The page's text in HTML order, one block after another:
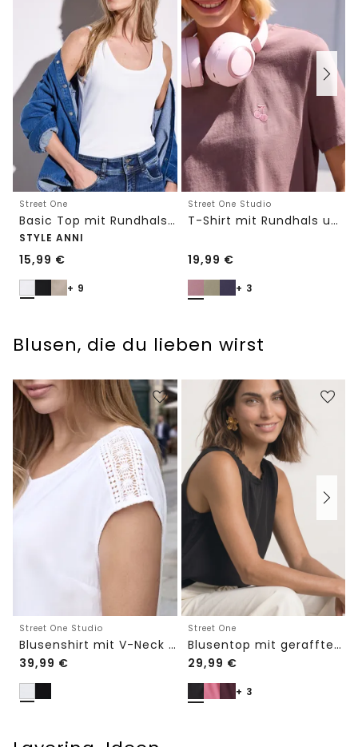
Street One
Basic Top mit Rundhals in Unifarbe
STYLE ANNI
15,99 €
+ 9
Street One Studio
T-Shirt mit Rundhals und Embroidery-Detail
19,99 €
+ 3
Blusen, die du lieben wirst
Street One Studio
Blusenshirt mit V-Neck und Spitze
39,99 €
Street One
Blusentop mit gerafftem Rundhals
29,99 €
+ 3